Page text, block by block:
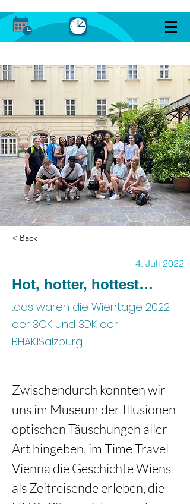
< Back
4. Juli 2022
Hot, hotter, hottest…
...das waren die Wientage 2022
der 3CK und 3DK der
BHAK1Salzburg.
Zwischendurch konnten wir
uns im Museum der Illusionen
optischen Täuschungen aller
Art hingeben, im Time Travel
Vienna die Geschichte Wiens
als Zeitreisende erleben, die